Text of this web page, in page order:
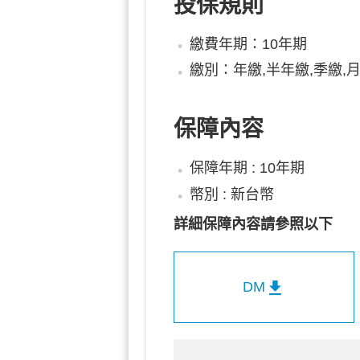
投保規則
繳費年期：10年期
繳別：年繳,半年繳,季繳,
保障內容
保障年期 : 10年期
幣別 : 新台幣
詳細保障內容請參照以下
DM